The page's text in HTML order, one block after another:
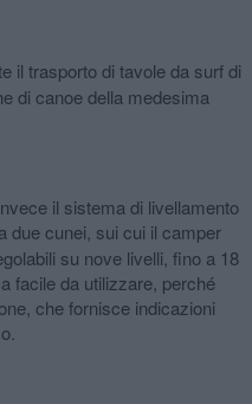
il trasporto di tavole da surf di
di canoe della medesima
il sistema di livellamento
due cunei, sui cui il camper
su nove livelli, fino a 18
facile da utilizzare, perché
che fornisce indicazioni